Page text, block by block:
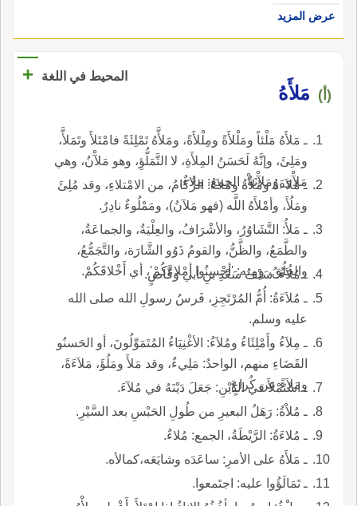
عرض المزيد
المحيط في اللغة +
(أ) مَلأَهُ
ـ مَلأَهُ مَلْئاً ومَلْلأَةً ومِلْلأَةً، ومَلأَّهُ تَمْلِئَةً فامْتَلأَ وتَمَلأَّ،
ومَلِئَ، وإنَّهُ لَحَسَنُ المِلأَةِ، لا التَّمَلُّؤِ، وهو مَلآْنُ، وهي
مَلآْى ومَلآْنَةٌ، الجمع: مِلاءٌ.
ـ مُلاَءَةُ ومُلأْةُ ومُلاَءُ: الزُّكامُ، من الامْتلاءِ، وقد مُلِئَ
ومَلُأَ، وأمْلأَهُ اللَّه (فهو مَلآنُ)، ومَمْلُوءٌ نادِرٌ.
ـ مَلأُ: التَّشَاوُرُ، والأشْرَافُ، والعِلْيَةُ، والجماعَةُ،
والطَّمَعُ، والظَّنُّ، والقومُ ذَوُو الشَّارَة، والتَّجَمُّعُ،
والخُلُقُ، ومنه: 'أحْسِنُوا أمْلاءَكُمْ'، أي أَخْلاقَكُمْ.
ـ مُلاَءُ: سَيْفُ سَعْدِ بنِ أبي وَقَّاصٍ.
ـ مُلاَءَةُ: أُمُّ المُرْتَجِزِ، فَرسُ رسولِ الله صلى الله
عليه وسلم.
ـ مِلاَءُ وأَمْلِئَاءُ ومُلاَءُ: الأغْنِيَاءُ المُتَمَوِّلُونَ، أو الحَسنُو
القَضَاءِ منهم، الواحدُ: مَلِيءٌ، وقد مَلأَ ومَلُؤَ، مَلاَءَةً،
ومَلاَءً عن كُراعٍ.
ـ اسْتَمْلأَ في الدَّيْنِ: جَعَلَ دَيْنَهُ في مُلآءَ.
ـ مُلاْةُ: رَهَلُ البعيرِ من طُولِ الحَبْسِ بعد السَّيْرِ.
ـ مُلاءَةُ: الرَّيْطَةُ، الجمع: مُلاءٌ.
ـ مَلأَهُ على الأمرِ: ساعَدَه وشايَعَه،كمالأه.
ـ تَمَالَؤُوا عليه: اجتَمعوا.